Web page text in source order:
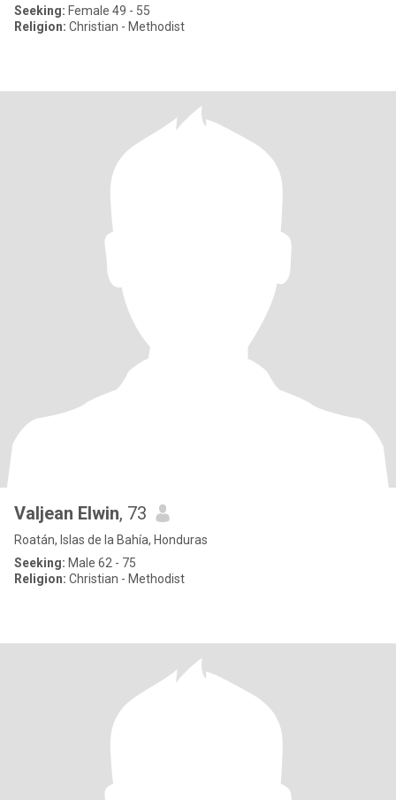
Seeking: Female 49 - 55
Religion: Christian - Methodist
Valjean Elwin, 73
Roatán, Islas de la Bahía, Honduras
Seeking: Male 62 - 75
Religion: Christian - Methodist